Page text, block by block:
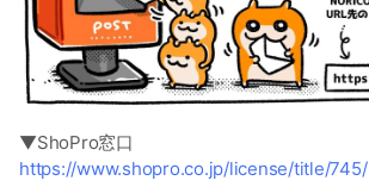
▼ShoPro窓口
https://www.shopro.co.jp/license/title/745/